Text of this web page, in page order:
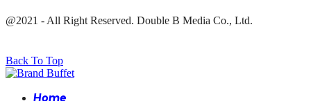
@2021 - All Right Reserved. Double B Media Co., Ltd.
Back To Top
Home